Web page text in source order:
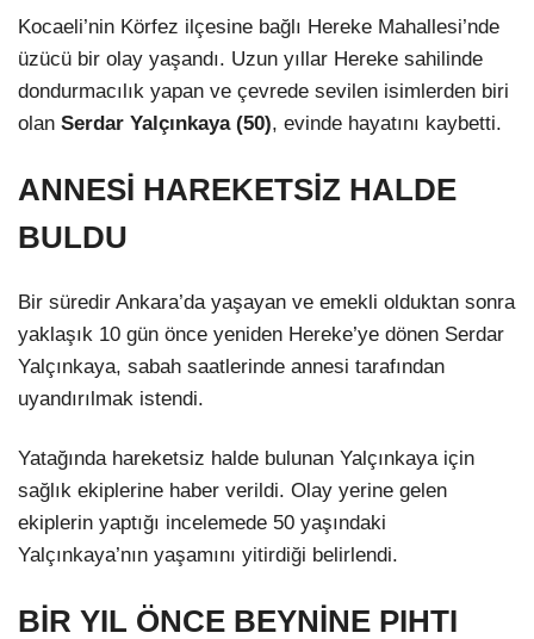
Kocaeli’nin Körfez ilçesine bağlı Hereke Mahallesi’nde
üzücü bir olay yaşandı. Uzun yıllar Hereke sahilinde
dondurmacılık yapan ve çevrede sevilen isimlerden biri
olan Serdar Yalçınkaya (50), evinde hayatını kaybetti.
ANNESİ HAREKETSİZ HALDE
BULDU
Bir süredir Ankara’da yaşayan ve emekli olduktan sonra
yaklaşık 10 gün önce yeniden Hereke’ye dönen Serdar
Yalçınkaya, sabah saatlerinde annesi tarafından
uyandırılmak istendi.
Yatağında hareketsiz halde bulunan Yalçınkaya için
sağlık ekiplerine haber verildi. Olay yerine gelen
ekiplerin yaptığı incelemede 50 yaşındaki
Yalçınkaya’nın yaşamını yitirdiği belirlendi.
BİR YIL ÖNCE BEYNİNE PIHTI